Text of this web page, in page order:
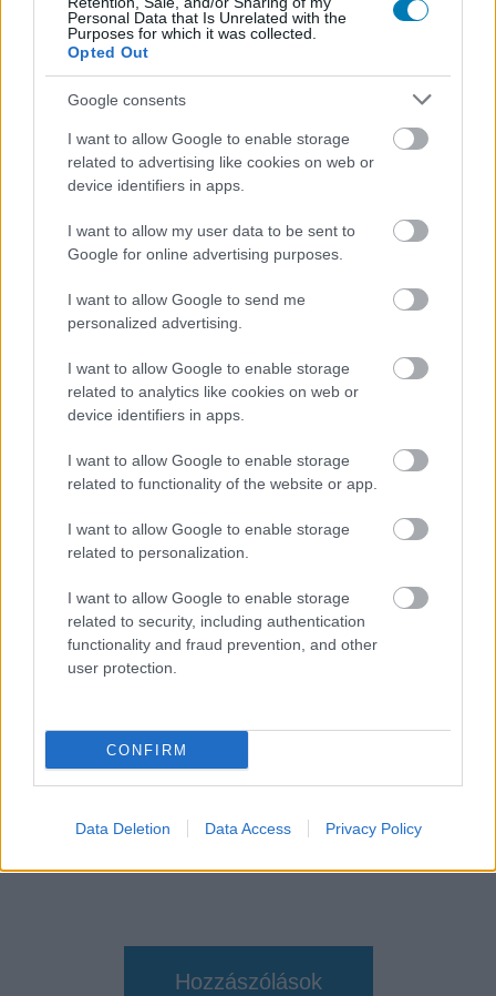
Personal Data that Is Unrelated with the
Purposes for which it was collected.
Opted Out
Google consents
I want to allow Google to enable storage
related to advertising like cookies on web or
device identifiers in apps.
I want to allow my user data to be sent to
Google for online advertising purposes.
I want to allow Google to send me
personalized advertising.
I want to allow Google to enable storage
related to analytics like cookies on web or
device identifiers in apps.
I want to allow Google to enable storage
related to functionality of the website or app.
I want to allow Google to enable storage
related to personalization.
I want to allow Google to enable storage
related to security, including authentication
functionality and fraud prevention, and other
user protection.
CONFIRM
Data Deletion Data Access Privacy Policy
Children lett volna a címe. Az író ugyanis Carrie
Fishernek, a Star Wars univerzum Leia hercegnőjének a
memoárját olvasta, melyben a színésznő leírta, ő
személy szerint egyáltalán nem érezte különleges
karakternek Leiát, hiszen a hercegnő szülei sokkal
híresebb és érdekesebb szereplők voltak, mint ő maga.
Millar ezután még annyit lőtt be magának, hogy Hamlet-
szerű generációs konfliktus sem ártana, végezetül pedig
egy olyan csapásvonal felé indult el, aminek azt kellett
Woman gyermekeként felnőni.
képregénysorozat jelenleg a felénél jár, eddig hat füzet
jelent meg, némi pihenő után érkezik majd a többi.
SMASH by Meló-Diák: Homok, zene és a nyár legjobb
hangulata – Jön a második forduló! (X)
sorozat.
#mark millar
Hozzászólások